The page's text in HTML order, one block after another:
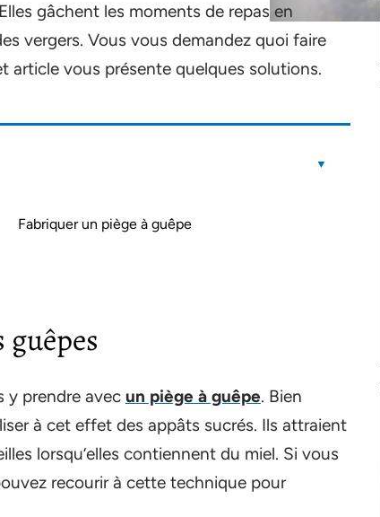
gâchent les moments de repas en
vergers. Vous vous demandez quoi faire
article vous présente quelques solutions.
Fabriquer un piège à guêpe
y prendre avec un piège à guêpe. Bien
à cet effet des appâts sucrés. Ils attraient
lorsqu’elles contiennent du miel. Si vous
recourir à cette technique pour